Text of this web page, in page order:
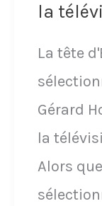
équipe
de
France
depuis
2012,
avant
de
la
La tête
Gérard
la
Alors